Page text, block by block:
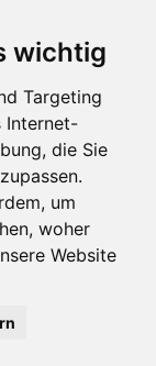
wichtig
Targeting
Internet-
die Sie
um
woher
Website